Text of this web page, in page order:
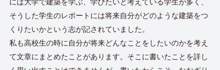
には大学で建築を学ぶ、学びたいと考えている学生が多く、
そうした学生のレポートには将来自分がどのような建築をつ
くりたいかという志が記されていました。
私も高校生の時に自分が将来どんなことをしたいのかを考え
て文章にまとめたことがあります。そこに書いたことを詳し